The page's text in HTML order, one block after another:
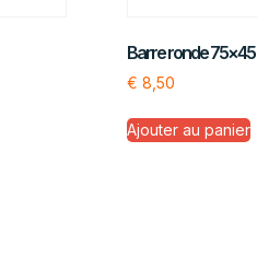
Barre ronde 75×45
€ 8,50
Ajouter au panier